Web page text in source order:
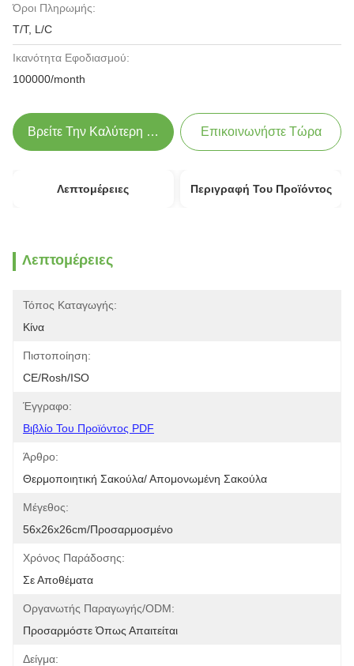
Όροι Πληρωμής:
T/T, L/C
Ικανότητα Εφοδιασμού:
100000/month
Βρείτε Την Καλύτερη Τιμή Επικοινωνήστε Τώρα
Λεπτομέρειες Περιγραφή Του Προϊόντος
Λεπτομέρειες
Τόπος Καταγωγής:
Κίνα
Πιστοποίηση:
CE/Rosh/ISO
Έγγραφο:
Βιβλίο Του Προϊόντος PDF
Άρθρο:
Θερμοποιητική Σακούλα/ Απομονωμένη Σακούλα
Μέγεθος:
56x26x26cm/προσαρμοσμένο
Χρόνος Παράδοσης:
Σε Αποθέματα
Οργανωτής Παραγωγής/ODM:
Προσαρμόστε Όπως Απαιτείται
Δείγμα: